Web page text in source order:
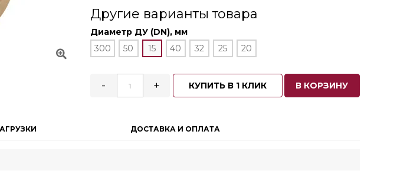
Другие варианты товара
Диаметр ДУ (DN), мм
300
50 15 40 32 25 20
- + КУПИТЬ В 1 КЛИК В КОРЗИНУ
ДОСТАВКА И ОПЛАТА